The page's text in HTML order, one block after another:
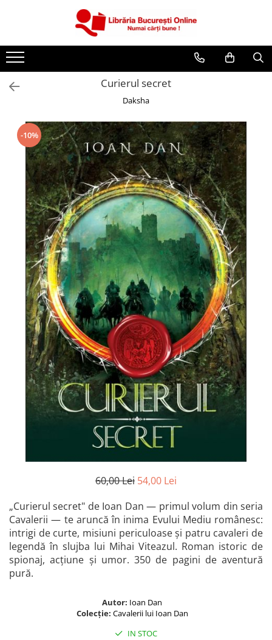
Artă și Enciclopedii
Beletristică
Cărți pentru copii
Cărți pentru tineri
Creșterea copilului
Dezvoltare Personală
Diete și Fitness
Familie și Cuplu
Hobby și Divertisment
Istorie și Civilizații
Istorie și Conspirații
Manuale și Dicționare
Medicină și Sănătate
Practic. Casă și Grădina
Psihologie
Religie
Spiritualitate
Știință și Tehnologie
Științe Sociale si Umaniste
Curierul secret
Daksha
-10%
60,00 Lei 54,00 Lei
„Curierul secret" de Ioan Dan — primul volum din seria
Cavalerii — te aruncă în inima Evului Mediu românesc:
intrigi de curte, misiuni periculoase și patru cavaleri de
legendă în slujba lui Mihai Viteazul. Roman istoric de
spionaj, acțiune și umor. 350 de pagini de aventură
pură.
Autor: Ioan Dan
Colecție: Cavalerii lui Ioan Dan
IN STOC